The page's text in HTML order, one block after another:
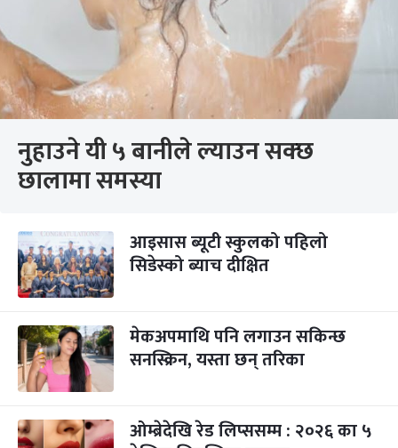
नुहाउने यी ५ बानीले ल्याउन सक्छ
छालामा समस्या
आइसास ब्यूटी स्कुलको पहिलो
सिडेस्को ब्याच दीक्षित
मेकअपमाथि पनि लगाउन सकिन्छ
सनस्क्रिन, यस्ता छन् तरिका
ओम्ब्रेदेखि रेड लिप्ससम्म : २०२६ का ५